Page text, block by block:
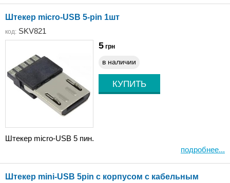
Штекер micro-USB 5-pin 1шт
код: SKV821
5 грн
в наличии
Штекер micro-USB 5 пин.
подробнее...
Штекер mini-USB 5pin с корпусом с кабельным